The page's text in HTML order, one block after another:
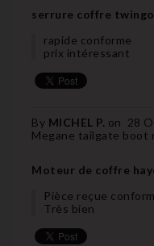
serrure coffre twingo
rapide conforme
prix intéressant
By MICHEL P. on 28
Megane tailgate boot
Moteur de coffre
Pièce reçue
Très bien